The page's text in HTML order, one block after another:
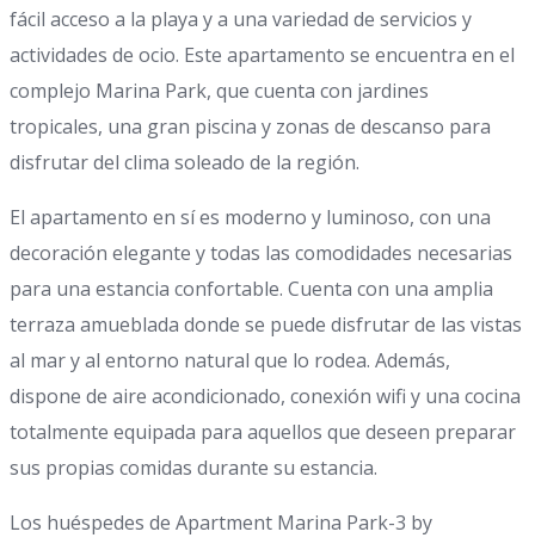
fácil acceso a la playa y a una variedad de servicios y
actividades de ocio. Este apartamento se encuentra en el
complejo Marina Park, que cuenta con jardines
tropicales, una gran piscina y zonas de descanso para
disfrutar del clima soleado de la región.
El apartamento en sí es moderno y luminoso, con una
decoración elegante y todas las comodidades necesarias
para una estancia confortable. Cuenta con una amplia
terraza amueblada donde se puede disfrutar de las vistas
al mar y al entorno natural que lo rodea. Además,
dispone de aire acondicionado, conexión wifi y una cocina
totalmente equipada para aquellos que deseen preparar
sus propias comidas durante su estancia.
Los huéspedes de Apartment Marina Park-3 by